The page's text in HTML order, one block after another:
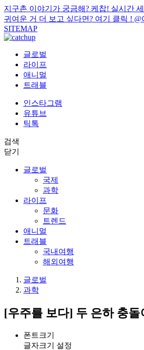
지구촌 이야기가 궁금해? 케찹! 실시간
귀여운 거 더 보고 싶다면? 여기 클릭 ! @
SITEMAP
글로벌
라이프
애니멀
트래블
인스타그램
유튜브
틱톡
검색
닫기
글로벌
국제
과학
라이프
문화
트렌드
애니멀
트래블
국내여행
해외여행
글로벌
과학
[우주를 보다] 두 은하 충
폰트크기
글자크기 설정